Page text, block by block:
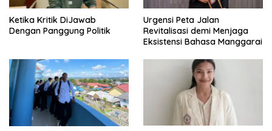
Ketika Kritik DiJawab
Dengan Panggung Politik
Urgensi Peta Jalan
Revitalisasi demi Menjaga
Eksistensi Bahasa Manggarai